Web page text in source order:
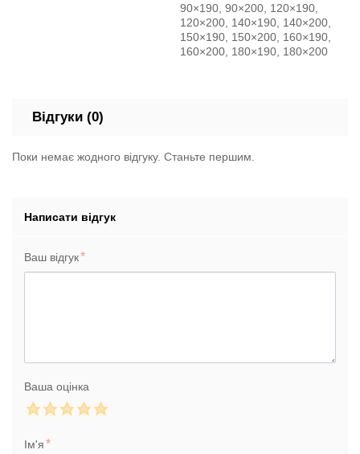
90×190, 90×200, 120×190,
120×200, 140×190, 140×200,
150×190, 150×200, 160×190,
160×200, 180×190, 180×200
Відгуки (0)
Поки немає жодного відгуку. Станьте першим.
Написати відгук
Ваш відгук
Ваша оцінка
Ім'я